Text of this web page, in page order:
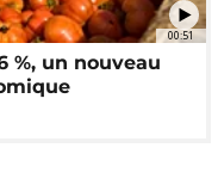
00:51
%, un nouveau